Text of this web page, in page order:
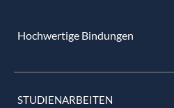
Hochwertige Bindungen
STUDIENARBEITEN